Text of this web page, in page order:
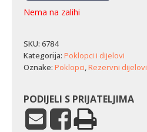
Nema na zalihi
SKU: 6784
Kategorija: Poklopci i dijelovi
Oznake: Poklopci,Rezervni dijelovi
PODIJELI S PRIJATELJIMA